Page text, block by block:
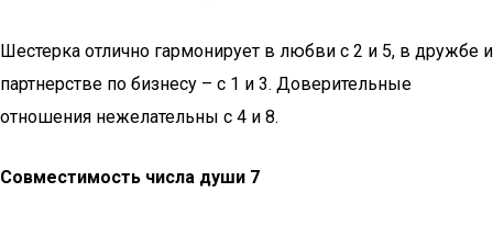
Шестерка отлично гармонирует в любви с 2 и 5, в дружбе и
партнерстве по бизнесу – с 1 и 3. Доверительные
отношения нежелательны с 4 и 8.
Совместимость числа души 7